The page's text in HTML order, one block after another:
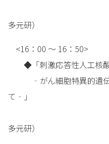
金原 数
多元研）
<16：00 ～ 16：50>
◆「刺激応答性人工核
‐がん細胞特異的遺伝
て‐」
和田健彦
多元研）